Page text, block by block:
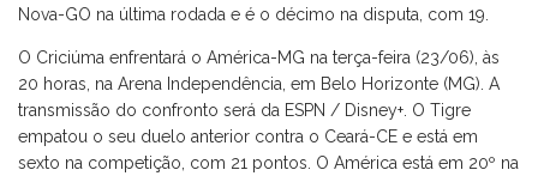
Nova-GO na última rodada e é o décimo na disputa, com 19.
O Criciúma enfrentará o América-MG na terça-feira (23/06), às
20 horas, na Arena Independência, em Belo Horizonte (MG). A
transmissão do confronto será da ESPN / Disney+. O Tigre
empatou o seu duelo anterior contra o Ceará-CE e está em
sexto na competição, com 21 pontos. O América está em 20º na